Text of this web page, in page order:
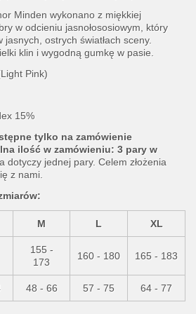
Minden wykonano z miękkiej
w odcieniu jasnołososiowym, który
ostrych światłach sceny.
klin i wygodną gumkę w pasie.
Pink)
15%
tylko na zamówienie
ilość w zamówieniu: 3 pary w
dotyczy jednej pary. Celem złożenia
z nami.
M L XL
155 -
173
160 - 180 165 - 183
48 - 66 57 - 75 64 - 77